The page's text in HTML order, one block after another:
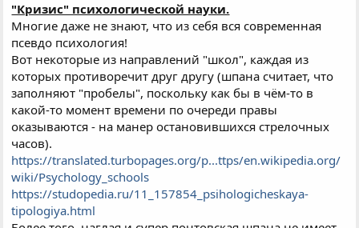
"Кризис" психологической науки.
Многие даже не знают, что из себя вся современная
псевдо психология!
Вот некоторые из направлений "школ", каждая из
которых противоречит друг другу (шпана считает, что
заполняют "пробелы", поскольку как бы в чём-то в
какой-то момент времени по очереди правы
оказываются - на манер остановившихся стрелочных
часов).
https://translated.turbopages.org/p...ttps/en.wikipedia.org/
wiki/Psychology_schools
https://studopedia.ru/11_157854_psihologicheskaya-
tipologiya.html